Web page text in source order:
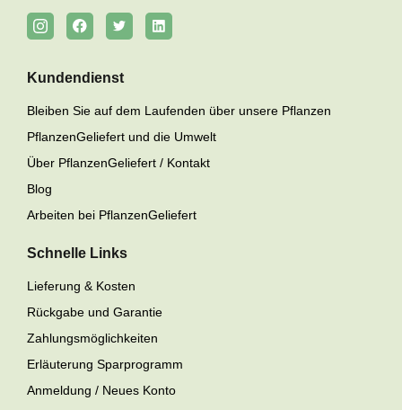
Kundendienst
Bleiben Sie auf dem Laufenden über unsere Pflanzen
PflanzenGeliefert und die Umwelt
Über PflanzenGeliefert / Kontakt
Blog
Arbeiten bei PflanzenGeliefert
Schnelle Links
Lieferung & Kosten
Rückgabe und Garantie
Zahlungsmöglichkeiten
Erläuterung Sparprogramm
Anmeldung / Neues Konto